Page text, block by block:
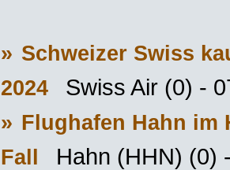
» Schweizer Swiss
2024
Swiss Air (0) -
» Flughafen Hahn im
Fall
Hahn (HHN) (0)